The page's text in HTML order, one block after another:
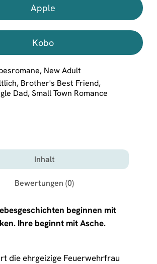
Apple
Kobo
, New Adult
, Brother's Best Friend,
Dad, Small Town Romance
Inhalt
Bewertungen (0)
beginnen mit
Ihre beginnt mit Asche.
die ehrgeizige Feuerwehrfrau